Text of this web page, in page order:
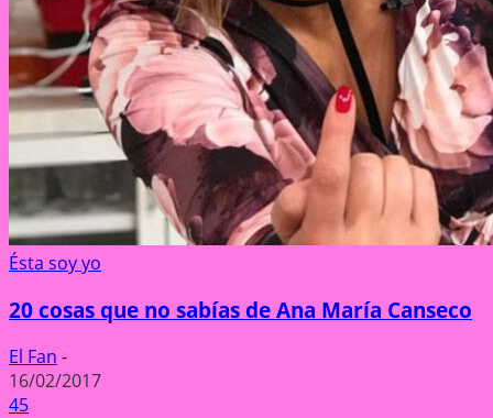
Ésta soy yo
20 cosas que no sabías de Ana María Canseco
El Fan -
16/02/2017
45